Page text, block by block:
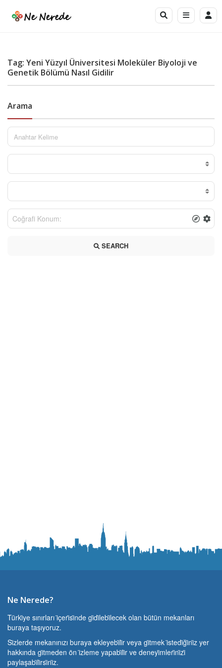
Tag: Yeni Yüzyıl Üniversitesi Moleküler Biyoloji ve
Genetik Bölümü Nasıl Gidilir
Arama
SEARCH
Ne Nerede?
Türki̇ye sınırları i̇çeri̇si̇nde gi̇di̇lebi̇lecek olan bütün mekanları
buraya taşıyoruz.
Si̇zlerde mekanınızı buraya ekleyebi̇li̇r veya gi̇tmek i̇stedi̇ği̇ni̇z yer
hakkında gi̇tmeden ön i̇zleme yapabi̇li̇r ve deneyi̇mleri̇ni̇zi̇
paylaşabi̇li̇rsi̇ni̇z.